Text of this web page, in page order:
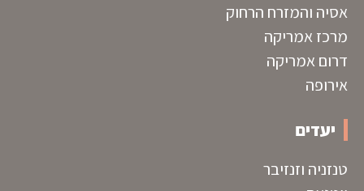
אסיה והמזרח הרחוק
מרכז אמריקה
דרום אמריקה
אירופה
יעדים
טנזניה וזנזיבר